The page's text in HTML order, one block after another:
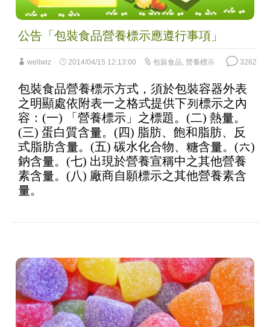
公告「包裝食品營養標示應遵行事項」
wellwiz 2014/04/15 12:13:00 包裝食品 營養標示 3262
包裝食品營養標示方式，須於包裝容器外表
之明顯處依附表一之格式提供下列標示之內
容：(一) 「營養標示」之標題。(二) 熱量。
(三) 蛋白質含量。(四) 脂肪、飽和脂肪、反
式脂肪含量。(五) 碳水化合物、糖含量。(六)
鈉含量。(七) 出現於營養宣稱中之其他營養
素含量。(八) 廠商自願標示之其他營養素含
量。